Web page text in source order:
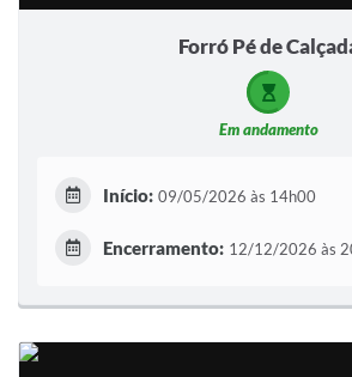
Forró Pé de
Em andamento
Início: 09/05/2026 às 14h00
Encerramento: 12/12/2026 às